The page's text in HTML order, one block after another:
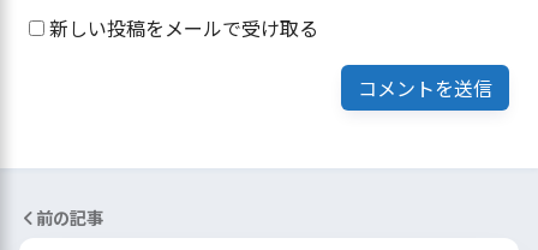
新しい投稿をメールで受け取る
前の記事